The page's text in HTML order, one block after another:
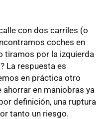
con dos carriles (o
coches en
tiramos por la izquierda
La respuesta es
en práctica otro
en maniobras ya
definición, una ruptura
tanto un riesgo.